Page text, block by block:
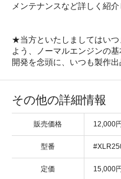
メンテナンスなど詳しく紹
★当方といたしましてはいつ
よう、ノーマルエンジンの
開発を念頭に、いつも製作出
その他の詳細情報
販売価格 12,000
型番
定価 15,000